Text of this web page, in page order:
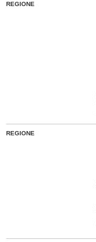
REGIONE
REGIONE